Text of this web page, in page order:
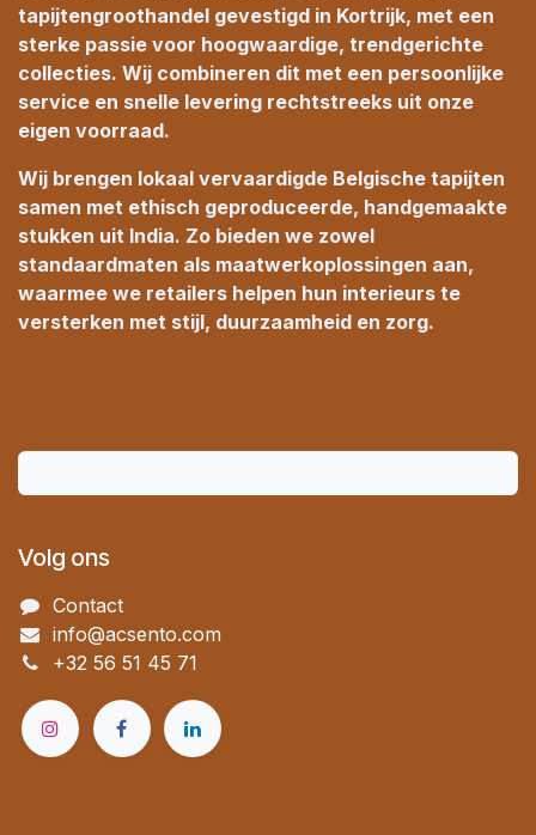
tapijtengroothandel gevestigd in Kortrijk, met een
sterke passie voor hoogwaardige, trendgerichte
collecties. Wij combineren dit met een persoonlijke
service en snelle levering rechtstreeks uit onze
eigen voorraad.
Wij brengen lokaal vervaardigde Belgische tapijten
samen met ethisch geproduceerde, handgemaakte
stukken uit India. Zo bieden we zowel
standaardmaten als maatwerkoplossingen aan,
waarmee we retailers helpen hun interieurs te
versterken met stijl, duurzaamheid en zorg.
Volg ons
Contact
info@acsento.com
+32 56 51 45 71